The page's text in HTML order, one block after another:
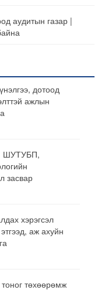
аудитын газар |
дотоод
ажлын
| ШУТУБП,
засвар
хэрэгсэл
аж ахуйн
төхөөрөмж